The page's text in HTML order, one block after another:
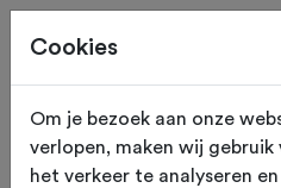
Word
profiteer direct
voordeel
Cookies
Om je bezoek aan onze
verlopen, maken wij gebruik
het verkeer te analyseren